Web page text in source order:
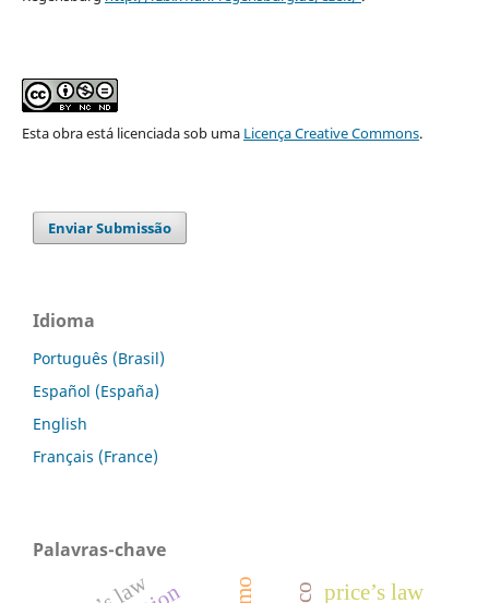
Esta obra está licenciada sob uma Licença Creative Commons.
Enviar Submissão
Idioma
Português (Brasil)
Español (España)
English
Français (France)
Palavras-chave
price’s law